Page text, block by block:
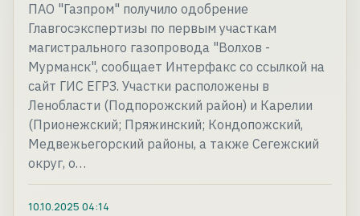
ПАО "Газпром" получило одобрение
Главгосэкспертизы по первым участкам
магистрального газопровода "Волхов -
Мурманск", сообщает Интерфакс со ссылкой на
сайт ГИС ЕГРЗ. Участки расположены в
Ленобласти (Подпорожский район) и Карелии
(Прионежский; Пряжинский; Кондопожский,
Медвежьегорский районы, а также Сегежский
округ, о…
10.10.2025 04:14